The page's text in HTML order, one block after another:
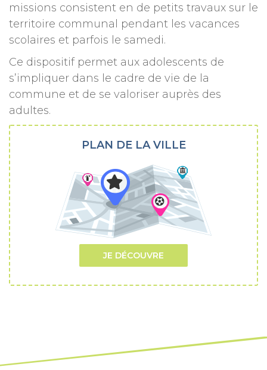
missions consistent en de petits travaux sur le
territoire communal pendant les vacances
scolaires et parfois le samedi.
Ce dispositif permet aux adolescents de
s’impliquer dans le cadre de vie de la
commune et de se valoriser auprès des
adultes.
PLAN DE LA VILLE
JE DÉCOUVRE